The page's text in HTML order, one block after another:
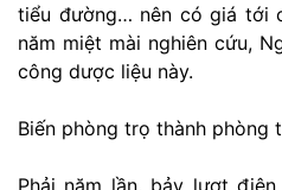
tiểu đường… nên có giá tới
năm miệt mài nghiên cứu,
công dược liệu này.
Biến phòng trọ thành phòng
Phải năm lần, bảy lượt